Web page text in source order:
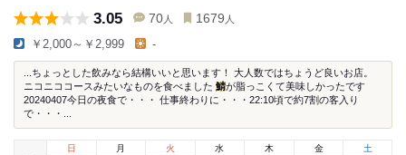
3.05 70 人 1679 人
￥2,000～￥2,999 -
...ちょっとした飲みなら結構いいと思います！ 大人数ではちょうど良いお店。
ニコニココースみたいなものを食べました 鯖が脂っこくて美味しかったです
20240407今日の夜食で・・・ 仕事終わりに・・・22:10頃で約7割の客入り
で・・・...
日
月 火 水 木 金 土